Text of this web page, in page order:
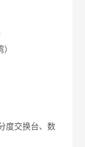
度交换台、数